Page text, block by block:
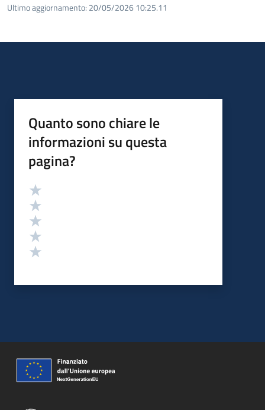
Ultimo aggiornamento: 20/05/2026 10:25.11
Quanto sono chiare le
informazioni su questa
pagina?
Valutazione